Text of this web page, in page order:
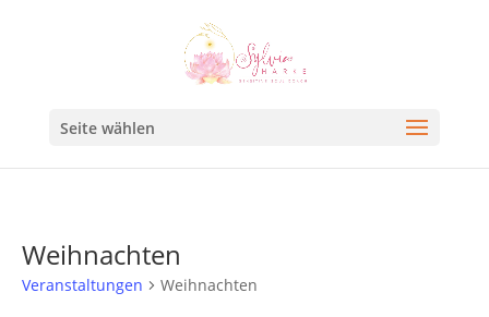
Seite wählen
Weihnachten
Veranstaltungen Weihnachten